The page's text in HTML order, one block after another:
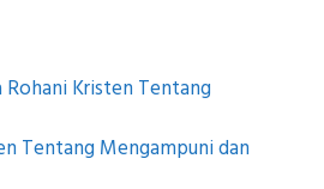
Kristen Tentang
Tentang Mengampuni dan